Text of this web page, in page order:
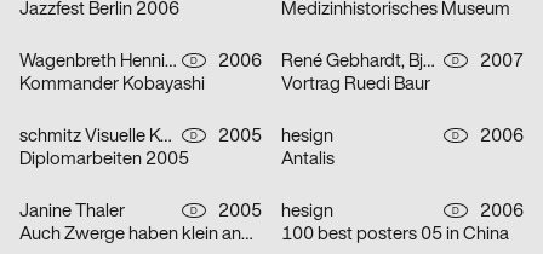
Jazzfest Berlin 2006
Medizinhistorisches Museum
Wagenbreth Henning D
2006
Kommander Kobayashi
René Gebhardt, Björn Kernspeckt, Sebastian Locke D
2007
Vortrag Ruedi Baur
schmitz Visuelle Kommunikation D
2005
Diplomarbeiten 2005
hesign D
2006
Antalis
Janine Thaler D
2005
Auch Zwerge haben klein angefangen
hesign D
2006
100 best posters 05 in China